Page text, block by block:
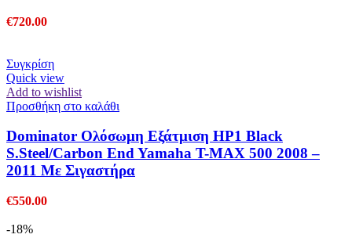
€720.00
Συγκρίση
Quick view
Add to wishlist
Προσθήκη στο καλάθι
Dominator Ολόσωμη Εξάτμιση HP1 Black
S.Steel/Carbon End Yamaha T-MAX 500 2008 –
2011 Με Σιγαστήρα
€550.00
-18%